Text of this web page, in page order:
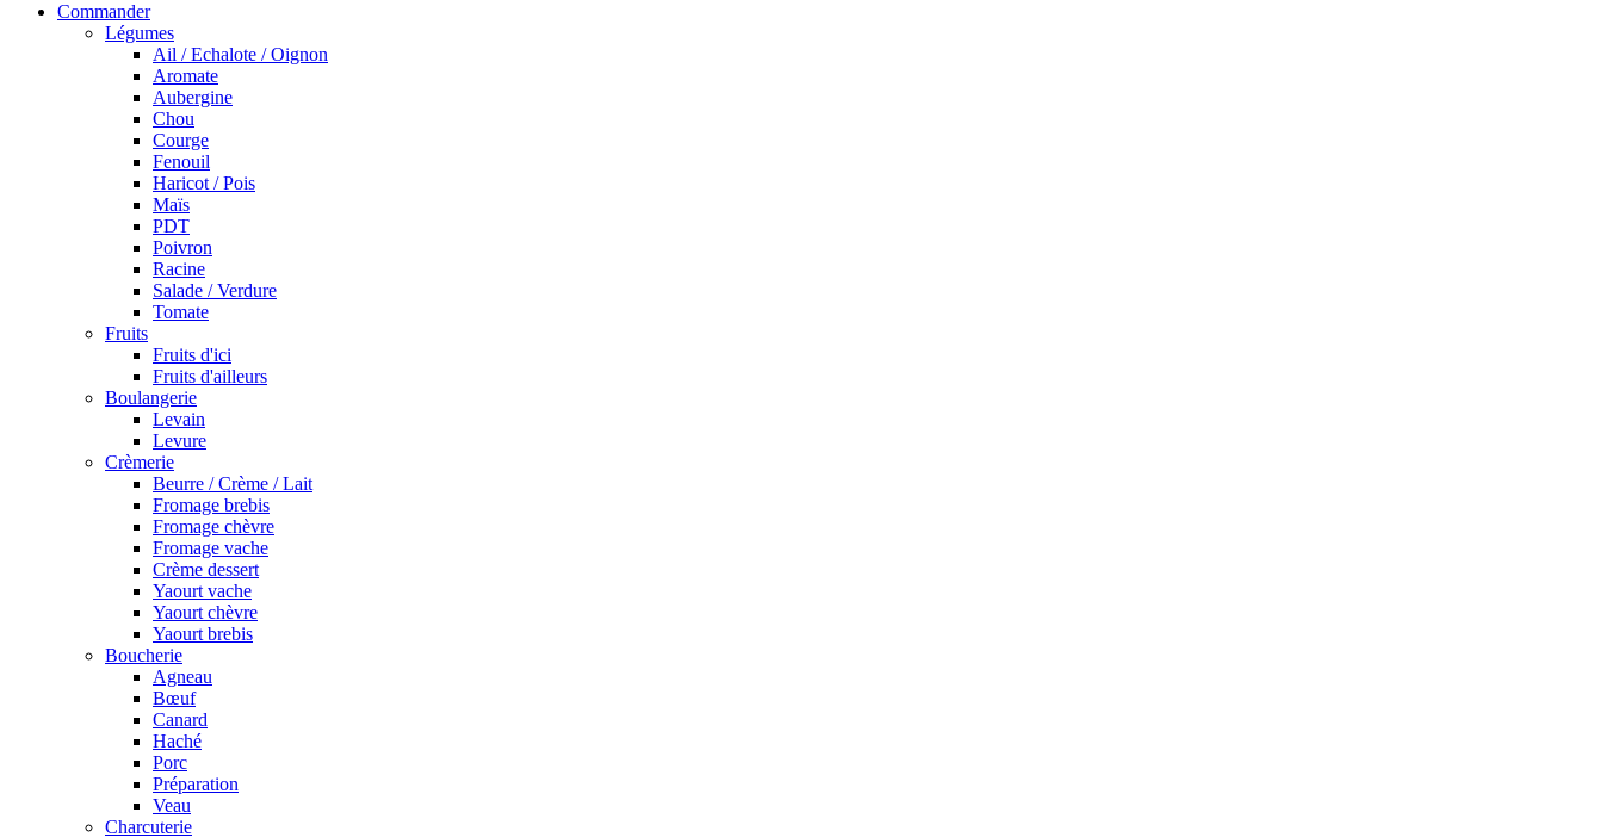
Commander
Légumes
Ail / Echalote / Oignon
Aromate
Aubergine
Chou
Courge
Fenouil
Haricot / Pois
Maïs
PDT
Poivron
Racine
Salade / Verdure
Tomate
Fruits
Fruits d'ici
Fruits d'ailleurs
Boulangerie
Levain
Levure
Crèmerie
Beurre / Crème / Lait
Fromage brebis
Fromage chèvre
Fromage vache
Crème dessert
Yaourt vache
Yaourt chèvre
Yaourt brebis
Boucherie
Agneau
Bœuf
Canard
Haché
Porc
Préparation
Veau
Charcuterie